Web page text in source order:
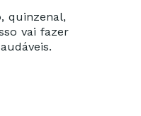
quinzenal,
vai fazer